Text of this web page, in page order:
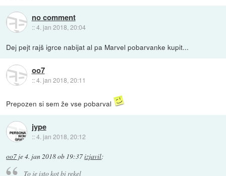
no comment
::4. jan 2018, 20:04
Dej pejt rajš igrce nabijat al pa Marvel pobarvanke kupit...
oo7
::4. jan 2018, 20:11
Prepozen si sem že vse pobarval
jype
::4. jan 2018, 20:12
oo7 je4. jan 2018 ob 19:37izjavil:
To je isto kot bi rekel